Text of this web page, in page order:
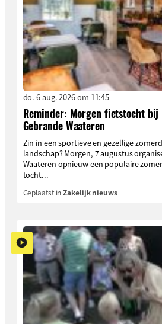
do. 6 aug. 2026 om 11:45
Reminder: Morgen fietstocht bij
Gebrande Waateren
Zin in een sportieve en gezellige
landschap? Morgen, 7 augustus
Waateren opnieuw een populaire
tocht...
Geplaatst inZakelijk nieuws